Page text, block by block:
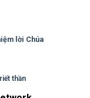
lời Chúa
thần